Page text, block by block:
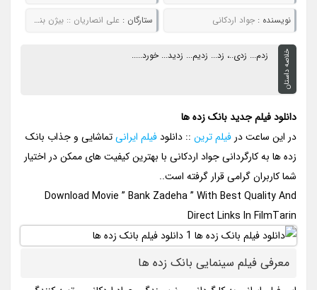
نويسنده :جواد اردکانی ستارگان : علی انصاریان :: بیژن بنفشه خواه :: نسرین مقانلو :: سحر قریشی
خلاصه داستان زدم... زدی..، زد... زدیم... زدید... خورد.....
دانلود فیلم جدید بانک زده ها
در این ساعت درفیلم ترین :: دانلودفیلم ایرانیتماشایی و جذاب بانک
زده ها به کارگردانی جواد اردکانی با بهترین کیفیت های ممکن در اختیار
شما کاربران گرامی قرار گرفته است..
Download Movie ” Bank Zadeha ” With Best Quality And
Direct Links In FilmTarin
معرفی فیلم سینمایی بانک زده ها